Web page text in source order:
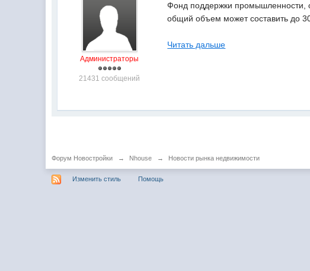
Администраторы
21431 сообщений
Фонд поддержки промышленности,
общий объем может составить до
Читать дальше
Форум Новостройки → Nhouse → Новости рынка недвижимости
Изменить стиль Помощь